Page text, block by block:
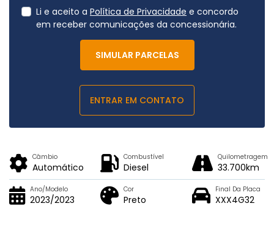
Li e aceito a Política de Privacidade e concordo
em receber comunicações da concessionária.
SIMULAR PARCELAS
ENTRAR EM CONTATO
Câmbio
Automático
Combustível
Diesel
Quilometragem
33.700km
Ano/Modelo
2023/2023
Cor
Preto
Final Da Placa
XXX4G32